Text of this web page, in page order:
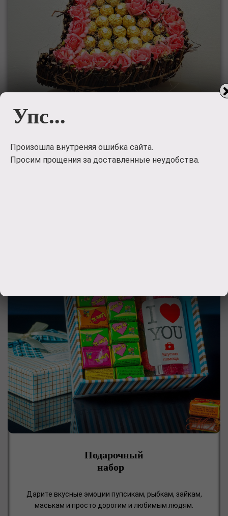
Букет из конфет ко дню
Букет из конфет ко дню рождения
Подарочный
набор
Дарите вкусные эмоции пупсикам, рыбкам, зайкам,
маськам и просто дорогим и любимым людям.
Упс...
Произошла внутреняя ошибка сайта.
Просим прощения за доставленные неудобства.